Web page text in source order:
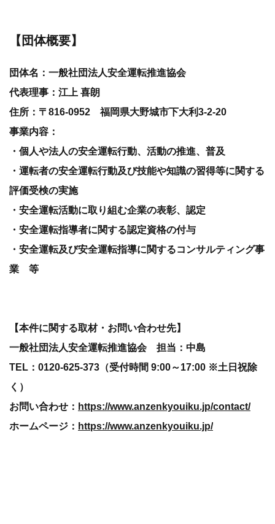
【団体概要】
団体名：一般社団法人安全運転推進協会
代表理事：江上 喜朗
住所：〒816-0952 福岡県大野城市下大利3-2-20
事業内容：
・個人や法人の安全運転行動、活動の推進、普及
・運転者の安全運転行動及び技能や知識の習得等に関する
評価受検の実施
・安全運転活動に取り組む企業の表彰、認定
・安全運転指導者に関する認定資格の付与
・安全運転及び安全運転指導に関するコンサルティング事
業 等
【本件に関する取材・お問い合わせ先】
一般社団法人安全運転推進協会 担当：中島
TEL：0120-625-373（受付時間 9:00～17:00 ※土日祝除
く）
お問い合わせ： https://www.anzenkyouiku.jp/contact/
ホームページ： https://www.anzenkyouiku.jp/